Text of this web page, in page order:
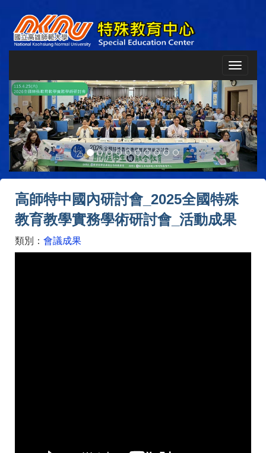
Toggle
Previous Next
高師特中國內研討會_2025全國特殊
教育教學實務學術研討會_活動成果
類別： 會議成果